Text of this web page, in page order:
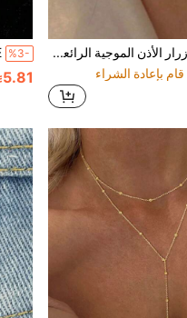
زوج من ازرار الأذن الموجية الرائعة والبسيطة مزيّنة باللؤلؤ الاصطناعي والراينستون مناسبة للنساء في الحياة اليومية، الأعياد أو الحفلات
%3-